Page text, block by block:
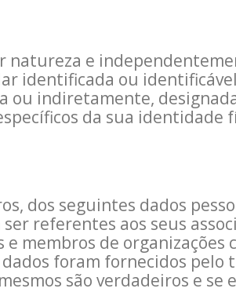
natureza e
identificada ou
ou indiretamente,
da sua identidade
dos seguintes dados
referentes aos seus
membros de organizações
foram fornecidos
são verdadeiros e se